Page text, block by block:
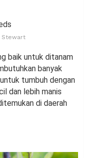
Stewart
baik untuk ditanam
banyak
tumbuh dengan
dan lebih manis
di daerah